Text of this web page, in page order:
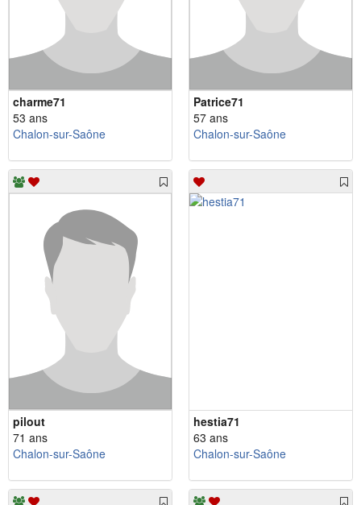
charme71
53 ans
Chalon-sur-Saône
Patrice71
57 ans
Chalon-sur-Saône
pilout
71 ans
Chalon-sur-Saône
hestia71
63 ans
Chalon-sur-Saône